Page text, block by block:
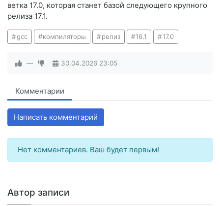
ветка 17.0, которая станет базой следующего крупного
релиза 17.1.
gcc компиляторы релиз 16.1 17.0
— 30.04.2026 23:05
Комментарии
Написать комментарий
Нет комментариев. Ваш будет первым!
Автор записи